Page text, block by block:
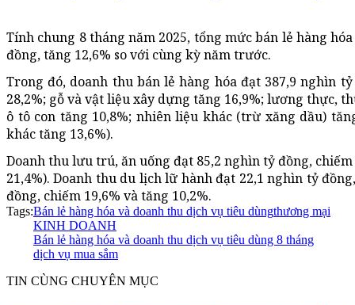
Tính chung 8 tháng năm 2025, tổng mức bán lẻ hàng
đồng, tăng 12,6% so với cùng kỳ năm trước.
Trong đó, doanh thu bán lẻ hàng hóa đạt 387,9 nghìn
28,2%; gỗ và vật liệu xây dựng tăng 16,9%; lương thực,
ô tô con tăng 10,8%; nhiên liệu khác (trừ xăng dầu)
khác tăng 13,6%).
Doanh thu lưu trú, ăn uống đạt 85,2 nghìn tỷ đồng,
21,4%). Doanh thu du lịch lữ hành đạt 22,1 nghìn tỷ
đồng, chiếm 19,6% và tăng 10,2%.
Tags:Bán lẻ hàng hóa và doanh thu dịch vụ tiêu dùngthương mại
KINH DOANH
Bán lẻ hàng hóa và doanh thu dịch vụ tiêu dùng 8 tháng
dịch vụ mua sắm
TIN CÙNG CHUYÊN MỤC